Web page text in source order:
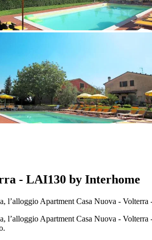
- LAI130 by Interhome
l’alloggio Apartment Casa Nuova -
l’alloggio Apartment Casa Nuova -